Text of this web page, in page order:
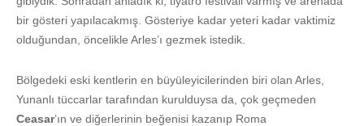
bir gösteri yapılacakmış. Gösteriye kadar yeteri kadar vaktimiz
olduğundan, öncelikle Arles’ı gezmek istedik.
Bölgedeki eski kentlerin en büyüleyicilerinden biri olan Arles,
Yunanlı tüccarlar tarafından kurulduysa da, çok geçmeden
Ceasar’ın ve diğerlerinin beğenisi kazanıp Roma